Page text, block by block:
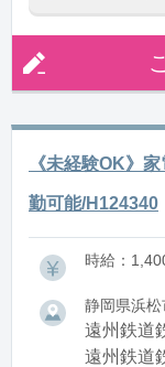
《未経験OK》
勤可能/H124340
時給：
静岡県浜
遠州鉄道
遠州鉄道